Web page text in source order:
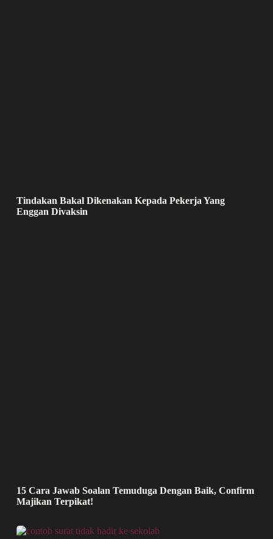
Tindakan Bakal Dikenakan Kepada Pekerja Yang
Enggan Divaksin
15 Cara Jawab Soalan Temuduga Dengan Baik, Confirm
Majikan Terpikat!